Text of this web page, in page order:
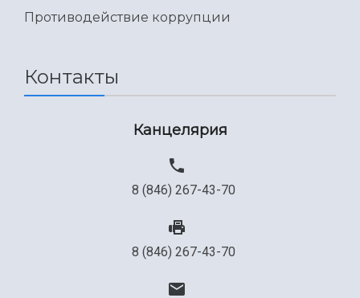
Противодействие коррупции
Контакты
Канцелярия
8 (846) 267-43-70
8 (846) 267-43-70